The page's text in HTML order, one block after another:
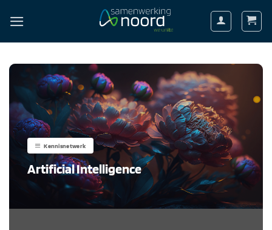
naar
Kennisnetwerk
Artificial Intelligence